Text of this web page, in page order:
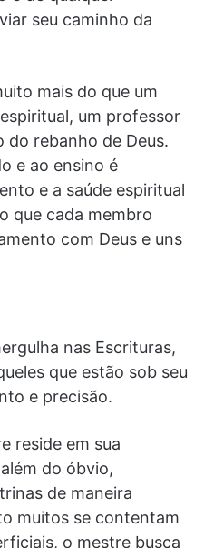
seu caminho da
mais do que um
um professor
do rebanho de Deus.
e ao ensino é
e a saúde espiritual
que cada membro
com Deus e uns
nas Escrituras,
que estão sob seu
e precisão.
reside em sua
do óbvio,
de maneira
muitos se contentam
o mestre busca